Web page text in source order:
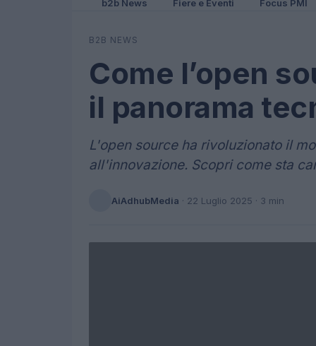
b2b News Fiere e Eventi Focus PMI
B2B NEWS
Come l’open
il panorama
L'open source ha rivoluzionato il
all'innovazione. Scopri come sta
AiAdhubMedia · 22 Luglio 2025 · 3 min